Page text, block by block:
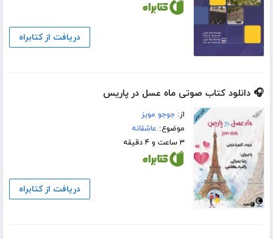
دریافت از کتابراه
🎧 دانلود کتاب صوتی ماه‌ عسل در پاریس
از:جوجو مویز
موضوع: عاشقانه
۳ ساعت و ۴ دقیقه
دریافت از کتابراه